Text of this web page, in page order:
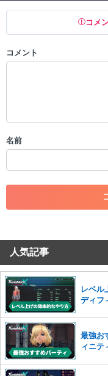
コメ
以下の書き込みを禁止と
・一度削除された投稿
・アカウントの売買
・各ゲームのネタバ
・その他、管理者が
コメントの削除を申請
せていただきます。
※一度削除したコメン
さい。
また、過度な利用規約の
った場合は、法的措置を
かじめご理解くださいま
コメント
名前
人気記事
レベル
ディフ
最強お
ィニテ